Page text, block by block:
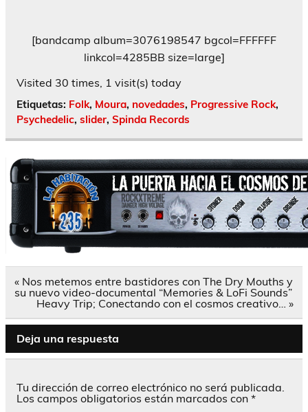
[bandcamp album=3076198547 bgcol=FFFFFF
linkcol=4285BB size=large]
Visited 30 times, 1 visit(s) today
Etiquetas: Folk, Moura, novedades, Progressive Rock,
Psychedelic, slider, Spinda Records
Navegación
de
entradas
« Nos metemos entre bastidores con The Dry Mouths y
su nuevo video-documental “Memories & LoFi Sounds”
Heavy Trip; Conectando con el cosmos creativo… »
Deja una respuesta
Tu dirección de correo electrónico no será publicada.
Los campos obligatorios están marcados con *